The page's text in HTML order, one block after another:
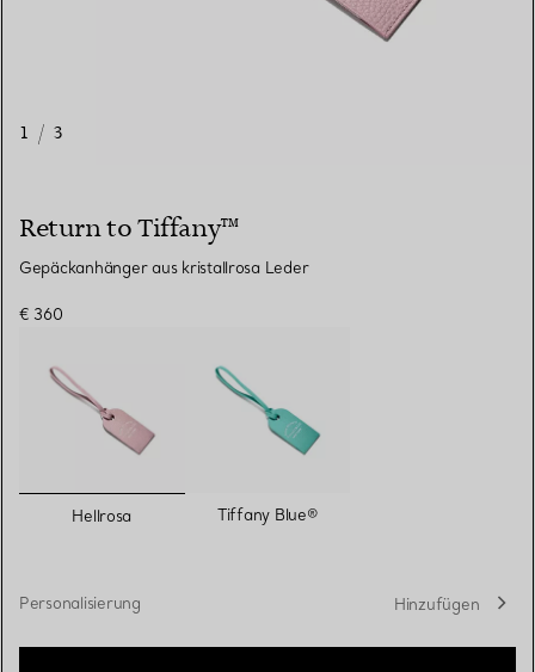
1 / 3
Return to Tiffany™
Gepäckanhänger aus kristallrosa Leder
€ 360
Hellrosa Tiffany Blue®
Personalisierung Hinzufügen